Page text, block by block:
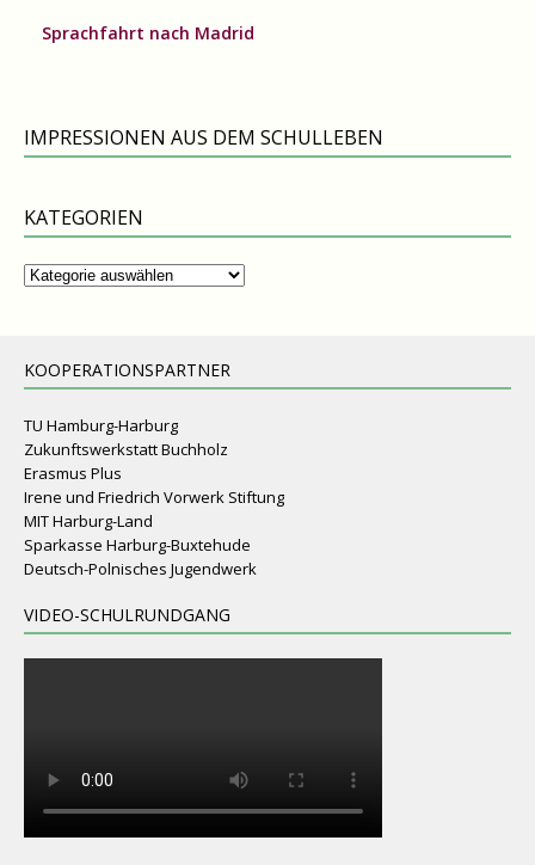
Sprachfahrt nach Madrid
IMPRESSIONEN AUS DEM SCHULLEBEN
KATEGORIEN
Kategorien
KOOPERATIONSPARTNER
TU Hamburg-Harburg
Zukunftswerkstatt Buchholz
Erasmus Plus
Irene und Friedrich Vorwerk Stiftung
MIT Harburg-Land
Sparkasse Harburg-Buxtehude
Deutsch-Polnisches Jugendwerk
VIDEO-SCHULRUNDGANG